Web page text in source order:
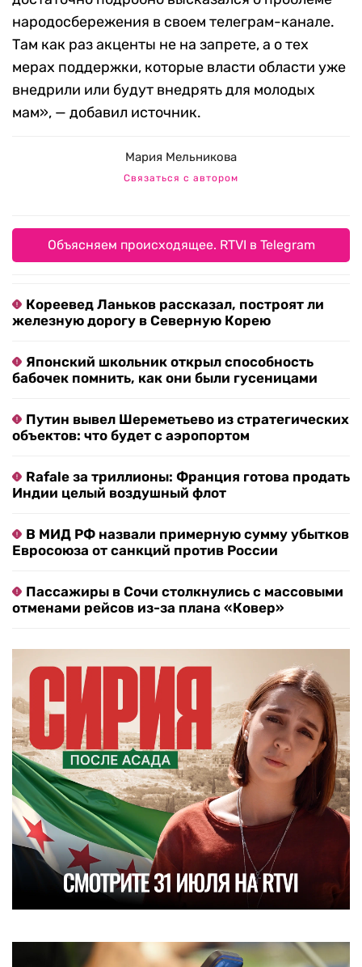
народосбережения в своем телеграм-канале.
Там как раз акценты не на запрете, а о тех
мерах поддержки, которые власти области уже
внедрили или будут внедрять для молодых
мам», — добавил источник.
Мария Мельникова
Связаться с автором
Объясняем происходящее. RTVI в Telegram
Кореевед Ланьков рассказал, построят ли
железную дорогу в Северную Корею
Японский школьник открыл способность
бабочек помнить, как они были гусеницами
Путин вывел Шереметьево из стратегических
объектов: что будет с аэропортом
Rafale за триллионы: Франция готова продать
Индии целый воздушный флот
В МИД РФ назвали примерную сумму убытков
Евросоюза от санкций против России
Пассажиры в Сочи столкнулись с массовыми
отменами рейсов из-за плана «Ковер»